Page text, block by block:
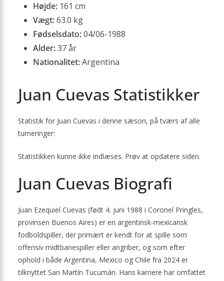
Højde: 161 cm
Vægt:63.0 kg
Fødselsdato:04/06-1988
Alder:37 år
Nationalitet:Argentina
Juan Cuevas Statistikker
Statistik for Juan Cuevas i denne sæson, på tværs af alle
turneringer:
Statistikken kunne ikke indlæses. Prøv at opdatere siden.
Juan Cuevas Biografi
Juan Ezequiel Cuevas (født 4. juni 1988 i Coronel Pringles,
provinsen Buenos Aires) er en argentinsk-mexicansk
fodboldspiller, der primært er kendt for at spille som
offensiv midtbanespiller eller angriber, og som efter
ophold i både Argentina, Mexico og Chile fra 2024 er
tilknyttet San Martín Tucumán. Hans karriere har omfattet